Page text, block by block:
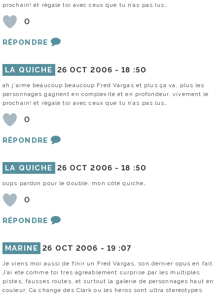
prochain! et régale toi avec ceux que tu n’as pas lus…
0
RÉPONDRE
LA QUICHE 26 OCT 2006 -18 :50
ah j’aime beaucoup beaucoup Fred Vargas et plus ça va, plus les
personnages gagnent en complexité et en profondeur, vivement le
prochain! et régale toi avec ceux que tu n’as pas lus…
0
RÉPONDRE
LA QUICHE 26 OCT 2006 -18 :50
oups pardon pour le doublé, mon côté quiche…
0
RÉPONDRE
MARINE 26 OCT 2006 - 19 :07
Je viens moi aussi de finir un Fred Vargas, son dernier opus en fait.
J’ai ete comme toi tres agreablement surprise par les multiples
pistes, fausses routes, et surtout la galerie de personnages haut en
couleur. Ca change des Clark ou les heros sont ultra stereotypes.